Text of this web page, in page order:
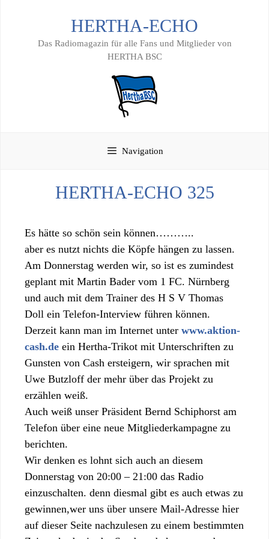
HERTHA-ECHO
Das Radiomagazin für alle Fans und Mitglieder von
HERTHA BSC
Navigation
HERTHA-ECHO 325
Es hätte so schön sein können………..
aber es nutzt nichts die Köpfe hängen zu lassen.
Am Donnerstag werden wir, so ist es zumindest
geplant mit Martin Bader vom 1 FC. Nürnberg
und auch mit dem Trainer des H S V Thomas
Doll ein Telefon-Interview führen können.
Derzeit kann man im Internet unter www.aktion-
cash.de ein Hertha-Trikot mit Unterschriften zu
Gunsten von Cash ersteigern, wir sprachen mit
Uwe Butzloff der mehr über das Projekt zu
erzählen weiß.
Auch weiß unser Präsident Bernd Schiphorst am
Telefon über eine neue Mitgliederkampagne zu
berichten.
Wir denken es lohnt sich auch an diesem
Donnerstag von 20:00 – 21:00 das Radio
einzuschalten. denn diesmal gibt es auch etwas zu
gewinnen,wer uns über unsere Mail-Adresse hier
auf dieser Seite nachzulesen zu einem bestimmten